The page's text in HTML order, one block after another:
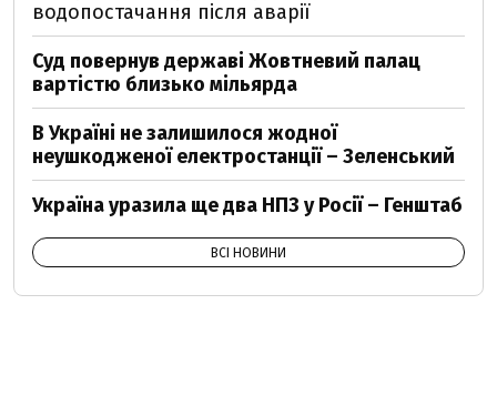
водопостачання після аварії
Суд повернув державі Жовтневий палац
вартістю близько мільярда
В Україні не залишилося жодної
неушкодженої електростанції – Зеленський
Україна уразила ще два НПЗ у Росії – Генштаб
ВСІ НОВИНИ